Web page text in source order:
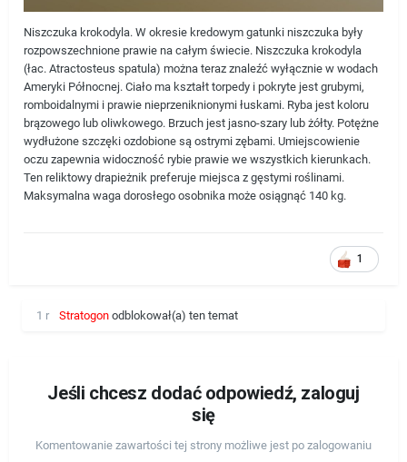
Niszczuka krokodyla. W okresie kredowym gatunki niszczuka były
rozpowszechnione prawie na całym świecie. Niszczuka krokodyla
(łac. Atractosteus spatula) można teraz znaleźć wyłącznie w wodach
Ameryki Północnej. Ciało ma kształt torpedy i pokryte jest grubymi,
romboidalnymi i prawie nieprzeniknionymi łuskami. Ryba jest koloru
brązowego lub oliwkowego. Brzuch jest jasno-szary lub żółty. Potężne
wydłużone szczęki ozdobione są ostrymi zębami. Umiejscowienie
oczu zapewnia widoczność rybie prawie we wszystkich kierunkach.
Ten reliktowy drapieżnik preferuje miejsca z gęstymi roślinami.
Maksymalna waga dorosłego osobnika może osiągnąć 140 kg.
1
1 r Stratogon odblokował(a) ten temat
Jeśli chcesz dodać odpowiedź, zaloguj
się
Komentowanie zawartości tej strony możliwe jest po zalogowaniu